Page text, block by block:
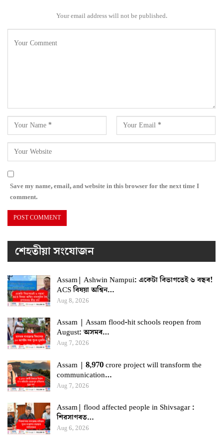
Your email address will not be published.
Save my name, email, and website in this browser for the next time I
comment.
শেহতীয়া সংযোজন
Assam| Ashwin Nampui: একেটা বিভাগতেই ৬ বছৰ!
ACS বিষয়া অশ্বিন…
Aug 8, 2026
Assam | Assam flood-hit schools reopen from
August: অসমৰ…
Aug 7, 2026
Assam | 8,970 crore project will transform the
communication…
Aug 7, 2026
Assam| flood affected people in Shivsagar :
শিৱসাগৰত…
Aug 6, 2026